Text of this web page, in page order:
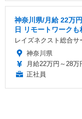
神奈川県/月給 22万
日 リモートワークも
レイズネクスト総合サ
神奈川県
月給22万円～28万
正社員